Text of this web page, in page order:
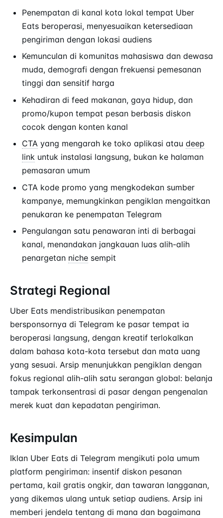
Penempatan di kanal kota lokal tempat Uber
Eats beroperasi, menyesuaikan ketersediaan
pengiriman dengan lokasi audiens
Kemunculan di komunitas mahasiswa dan dewasa
muda, demografi dengan frekuensi pemesanan
tinggi dan sensitif harga
Kehadiran di feed makanan, gaya hidup, dan
promo/kupon tempat pesan berbasis diskon
cocok dengan konten kanal
CTA yang mengarah ke toko aplikasi atau deep
link untuk instalasi langsung, bukan ke halaman
pemasaran umum
CTA kode promo yang mengkodekan sumber
kampanye, memungkinkan pengiklan mengaitkan
penukaran ke penempatan Telegram
Pengulangan satu penawaran inti di berbagai
kanal, menandakan jangkauan luas alih-alih
penargetan niche sempit
Strategi Regional
Uber Eats mendistribusikan penempatan
bersponsornya di Telegram ke pasar tempat ia
beroperasi langsung, dengan kreatif terlokalkan
dalam bahasa kota-kota tersebut dan mata uang
yang sesuai. Arsip menunjukkan pengiklan dengan
fokus regional alih-alih satu serangan global: belanja
tampak terkonsentrasi di pasar dengan pengenalan
merek kuat dan kepadatan pengiriman.
Kesimpulan
Iklan Uber Eats di Telegram mengikuti pola umum
platform pengiriman: insentif diskon pesanan
pertama, kail gratis ongkir, dan tawaran langganan,
yang dikemas ulang untuk setiap audiens. Arsip ini
memberi jendela tentang di mana dan bagaimana